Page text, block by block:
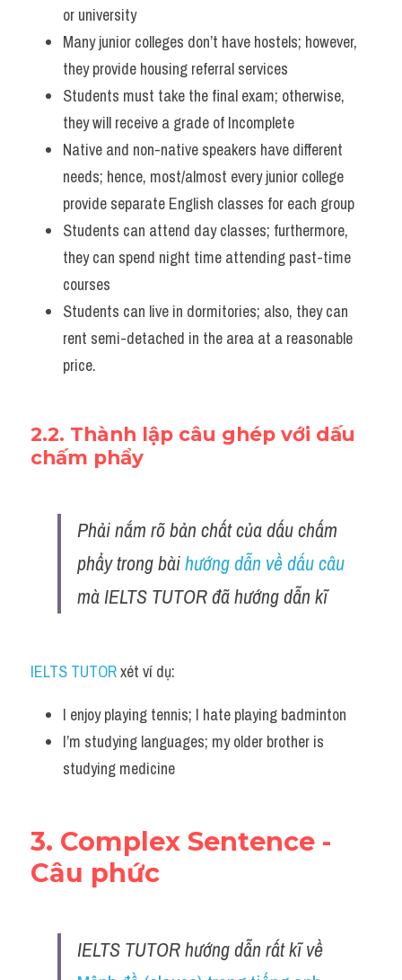
or university
Many junior colleges don’t have hostels; however,
they provide housing referral services
Students must take the final exam; otherwise,
they will receive a grade of Incomplete
Native and non-native speakers have different
needs; hence, most/almost every junior college
provide separate English classes for each group
Students can attend day classes; furthermore,
they can spend night time attending past-time
courses
Students can live in dormitories; also, they can
rent semi-detached in the area at a reasonable
price.
2.2. Thành lập câu ghép với dấu
chấm phẩy
Phải nắm rõ bản chất của dấu chấm
phẩy trong bài hướng dẫn về dấu câu
mà IELTS TUTOR đã hướng dẫn kĩ
IELTS TUTOR xét ví dụ:
I enjoy playing tennis; I hate playing badminton
I’m studying languages; my older brother is
studying medicine
3. Complex Sentence -
Câu phức